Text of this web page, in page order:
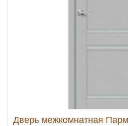
Дверь межкомнатная